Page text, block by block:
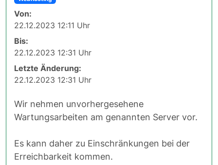
Von:
22.12.2023 12:11 Uhr
Bis:
22.12.2023 12:31 Uhr
Letzte Änderung:
22.12.2023 12:31 Uhr
Wir nehmen unvorhergesehene
Wartungsarbeiten am genannten Server vor.
Es kann daher zu Einschränkungen bei der
Erreichbarkeit kommen.